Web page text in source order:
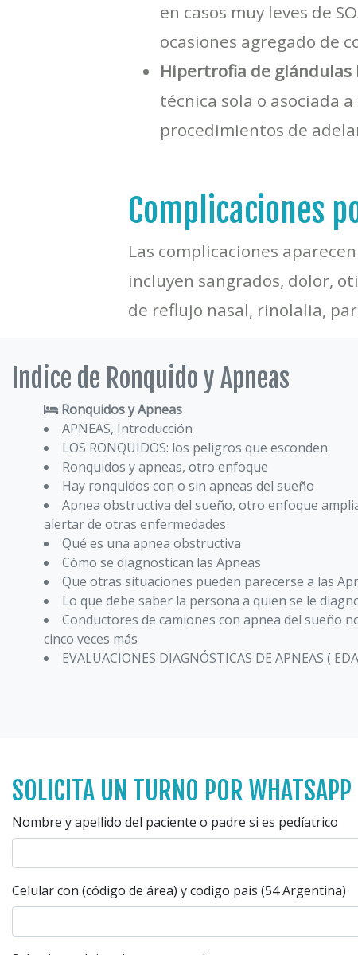
en casos muy leves de
ocasiones agregado de
Hipertrofia de glándulas
técnica sola o asociada
procedimientos de
Complicaciones
Las complicaciones
incluyen sangrados, dolor,
de reflujo nasal, rinolalia,
Indice de Ronquido y Apneas
Ronquidos y Apneas
APNEAS, Introducción
LOS RONQUIDOS: los peligros que esconden
Ronquidos y apneas, otro enfoque
Hay ronquidos con o sin apneas del sueño
Apnea obstructiva del sueño, otro enfoque
alertar de otras enfermedades
Qué es una apnea obstructiva
Cómo se diagnostican las Apneas
Que otras situaciones pueden parecerse a las
Lo que debe saber la persona a quien se le
Conductores de camiones con apnea del sueño
cinco veces más
EVALUACIONES DIAGNÓSTICAS DE APNEAS (
SOLICITA UN TURNO POR WHATSAPP
Nombre y apellido del paciente o padre si es pedíatrico
Celular con (código de área) y codigo pais (54 Argentina)